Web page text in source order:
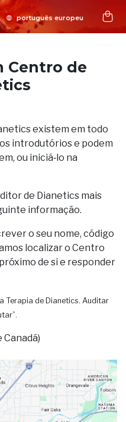
Centro de
existem em todo
introdutórios e podem
ou iniciá‑lo na
de Dianetics mais
informação.
o seu nome, código
localizar o Centro
de si e responder
Terapia de Dianetics. Auditar
Canadá)